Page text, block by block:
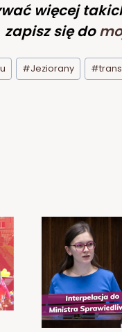
więcej
zapisz się do
#Jeziorany #